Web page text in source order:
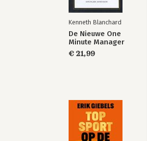
Kenneth Blanchard
De Nieuwe One
Minute Manager
€ 21,99